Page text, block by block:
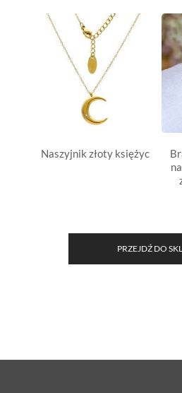
Naszyjnik złoty księżyc
PRZEJDŹ DO